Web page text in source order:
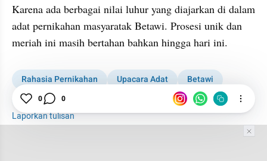
Karena ada berbagai nilai luhur yang diajarkan di dalam
adat pernikahan masyaratak Betawi. Prosesi unik dan
meriah ini masih bertahan bahkan hingga hari ini.
Rahasia Pernikahan Upacara Adat
Betawi
Pernikahan
Laporkan tulisan
0 0